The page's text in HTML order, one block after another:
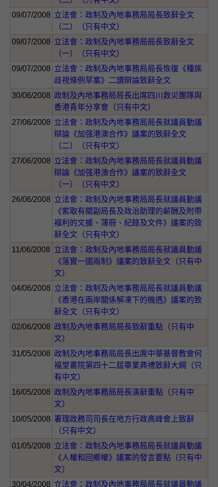
09/07/2008 立法會：政制及內地事務局局長致辭全文
（二）（只有中文）
09/07/2008 立法會：政制及內地事務局局長致辭全文
（一）（只有中文）
09/07/2008 立法會：政制及內地事務局局長恢復《種族
歧視條例草案》二讀辯論致辭全文
30/06/2008 政制及內地事務局局長出席四川救災團隊與
香港青年分享會（只有中文）
27/06/2008 立法會：政制及內地事務局局長就議員動議
辯論《加强港澳合作》議案的致辭全文
（二）（只有中文）
27/06/2008 立法會：政制及內地事務局局長就議員動議
辯論《加强港澳合作》議案的致辭全文
（一）（只有中文）
26/06/2008 立法會：政制及內地事務局局長就議員動議
《索取有關副局長及政治助理的薪酬及附帶
福利的文據、簿冊、紀錄及文件》議案的致
辭全文（只有中文）
11/06/2008 立法會：政制及內地事務局局長就議員動議
《落實一國兩制》議案的致辭全文（只有中
文）
04/06/2008 立法會：政制及內地事務局局長就議員動議
《香港在兩岸關係解凍下的機遇》議案的致
辭全文（只有中文）
02/06/2008 政制及內地事務局局長致辭重點（只有中
文）
31/05/2008 政制及內地事務局局長出席中華基督教會何
福堂書院第四十二屆畢業典禮致辭大綱（只
有中文）
16/05/2008 政制及內地事務局局長演辭重點（只有中
文）
10/05/2008 署理政務司司長在地方行政高峰會上致辭
（只有中文）
01/05/2008 立法會：政制及內地事務局局長就議員動議
《人權和回鄉權》議案的發言要點（只有中
文）
30/04/2008 立法會：政制及內地事務局局長就議員動議